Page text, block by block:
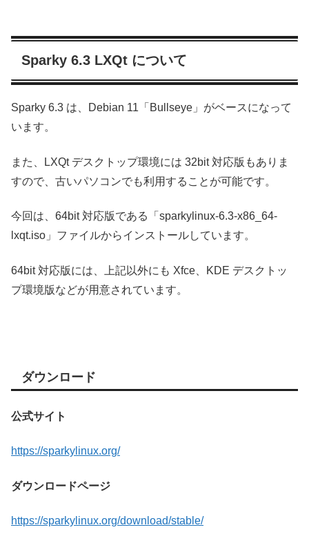
Sparky 6.3 LXQt について
Sparky 6.3 は、Debian 11「Bullseye」がベースになって
います。
また、LXQt デスクトップ環境には 32bit 対応版もありま
すので、古いパソコンでも利用することが可能です。
今回は、64bit 対応版である「sparkylinux-6.3-x86_64-
lxqt.iso」ファイルからインストールしています。
64bit 対応版には、上記以外にも Xfce、KDE デスクトッ
プ環境版などが用意されています。
ダウンロード
公式サイト
https://sparkylinux.org/
ダウンロードページ
https://sparkylinux.org/download/stable/